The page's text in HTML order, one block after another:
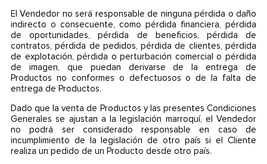
El Vendedor no será responsable de ninguna pérdida o daño
indirecto o consecuente, como pérdida financiera, pérdida
de oportunidades, pérdida de beneficios, pérdida de
contratos, pérdida de pedidos, pérdida de clientes, pérdida
de explotación, pérdida o perturbación comercial o pérdida
de imagen, que puedan derivarse de la entrega de
Productos no conformes o defectuosos o de la falta de
entrega de Productos.
Dado que la venta de Productos y las presentes Condiciones
Generales se ajustan a la legislación marroquí, el Vendedor
no podrá ser considerado responsable en caso de
incumplimiento de la legislación de otro país si el Cliente
realiza un pedido de un Producto desde otro país.